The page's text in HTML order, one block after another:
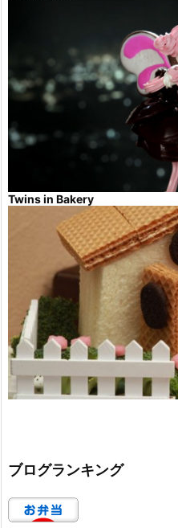
Twins in Bakery
ブログランキング